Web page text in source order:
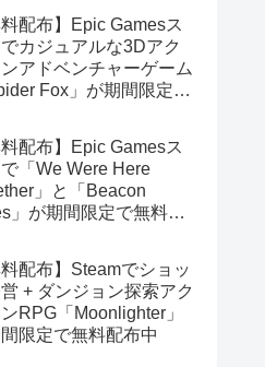
版）
料配布】Epic Gamesス
でカジュアルな3Dアク
アドベンチャーゲーム
Fox」が期間限定で
料配布】Epic Gamesス
で「We Were Here
」と「Beacon
」が期間限定で無料配
料配布】Steamでショッ
+ ダンジョン探索アク
RPG「Moonlighter」
限定で無料配布中